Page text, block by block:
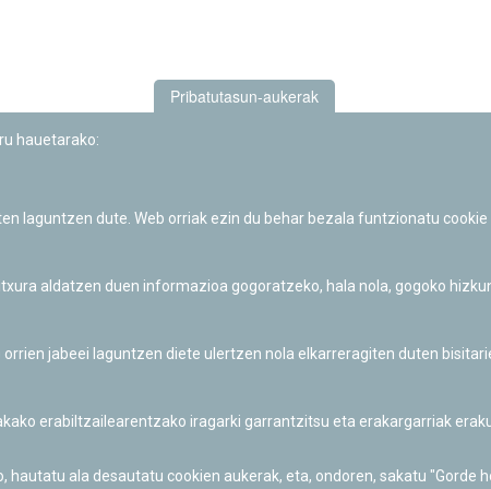
Pribatutasun-aukerak
hauetarako:
laguntzen dute. Web orriak ezin du behar bezala funtzionatu cookie
aldatzen duen informazioa gogoratzeko, hala nola, gogoko
jabeei laguntzen diete ulertzen nola elkarreragiten duten
erabiltzailearentzako iragarki garrantzitsu eta erakargarriak
ala desautatu cookien aukerak, eta, ondoren, sakatu "Gorde